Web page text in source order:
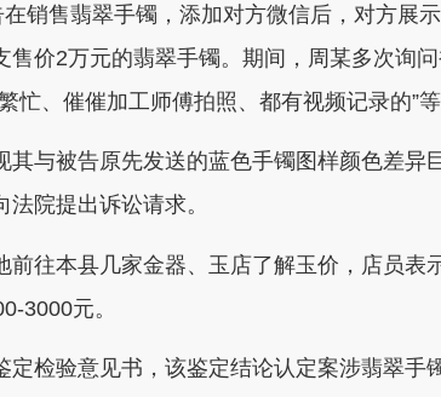
销售翡翠手镯，添加对方微信后，对方展
价2万元的翡翠手镯。期间，周某多次询
忙、催催加工师傅拍照、都有视频记录的”等
与被告原先发送的蓝色手镯图样颜色差异
院提出诉讼请求。
往本县几家金器、玉店了解玉价，店员表
3000元。
检验意见书，该鉴定结论认定案涉翡翠手